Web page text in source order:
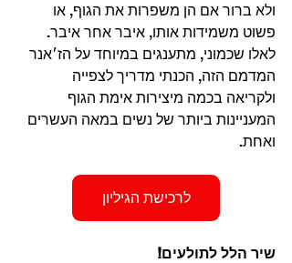
ולא ברור אם הן משפרות את הגוף, או
פשוט משמידות אותו, איבר אחר איבר.
לאלו שכמוני, מתענגים במיוחד על הז׳אנר
המדמם הזה, הכנתי מדריך לצפייה
ולקריאה בכמה מיצירות אימת הגוף
המעניינות ביותר של נשים במאה העשרים
ואחת.
לרכישת הגיליון
שיר הלל לתולעים!